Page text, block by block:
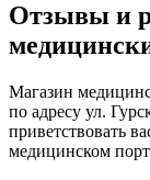
Отзывы и
Магазин
по адресу ул.
приветствовать
медицинском